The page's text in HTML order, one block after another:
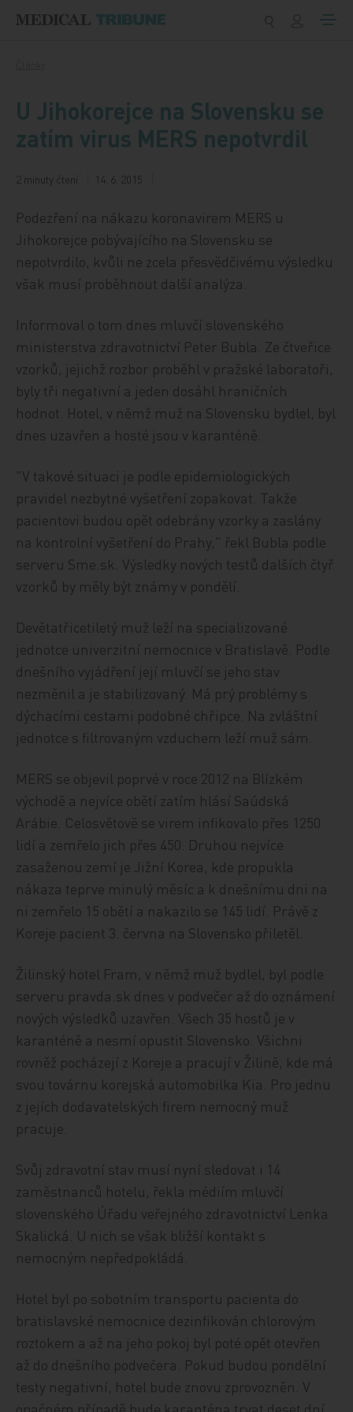
U Jihokorejce na Slovensku se
zatím virus MERS nepotvrdil
2 minuty čtení 14. 6. 2015
Podezření na nákazu koronavirem MERS u
Jihokorejce pobývajícího na Slovensku se
nepotvrdilo, kvůli ne zcela přesvědčivému výsledku
však musí proběhnout další analýza.
Informoval o tom dnes mluvčí slovenského
ministerstva zdravotnictví Peter Bubla. Ze čtveřice
vzorků, jejichž rozbor proběhl v pražské laboratoři,
byly tři negativní a jeden dosáhl hraničních
hodnot. Hotel, v němž muž na Slovensku bydlel, byl
dnes uzavřen a hosté jsou v karanténě.
"V takové situaci je podle epidemiologických
pravidel nezbytné vyšetření zopakovat. Takže
pacientovi budou opět odebrány vzorky a zaslány
na kontrolní vyšetření do Prahy," řekl Bubla podle
serveru Sme.sk. Výsledky nových testů dalších čtyř
vzorků by měly být známy v pondělí.
Devětatřicetiletý muž leží na specializované
jednotce univerzitní nemocnice v Bratislavě. Podle
dnešního vyjádření její mluvčí se jeho stav
nezměnil a je stabilizovaný. Má prý problémy s
dýchacími cestami podobné chřipce. Na zvláštní
jednotce s filtrovaným vzduchem leží muž sám.
MERS se objevil poprvé v roce 2012 na Blízkém
východě a nejvíce obětí zatím hlásí Saúdská
Arábie. Celosvětově se virem infikovalo přes 1250
lidí a zemřelo jich přes 450. Druhou nejvíce
zasaženou zemí je Jižní Korea, kde propukla
nákaza teprve minulý měsíc a k dnešnímu dni na
ni zemřelo 15 obětí a nakazilo se 145 lidí. Právě z
Koreje pacient 3. června na Slovensko přiletěl.
Žilinský hotel Fram, v němž muž bydlel, byl podle
serveru pravda.sk dnes v podvečer až do oznámení
nových výsledků uzavřen. Všech 35 hostů je v
karanténě a nesmí opustit Slovensko. Všichni
rovněž pocházejí z Koreje a pracují v Žilině, kde má
svou továrnu korejská automobilka Kia. Pro jednu
z jejích dodavatelských firem nemocný muž
pracuje.
Svůj zdravotní stav musí nyní sledovat i 14
zaměstnanců hotelu, řekla médiím mluvčí
slovenského Úřadu veřejného zdravotnictví Lenka
Skalická. U nich se však bližší kontakt s
nemocným nepředpokládá.
Hotel byl po sobotním transportu pacienta do
bratislavské nemocnice dezinfikován chlorovým
roztokem a až na jeho pokoj byl poté opět otevřen
až do dnešního podvečera. Pokud budou pondělní
testy negativní, hotel bude znovu zprovozněn. V